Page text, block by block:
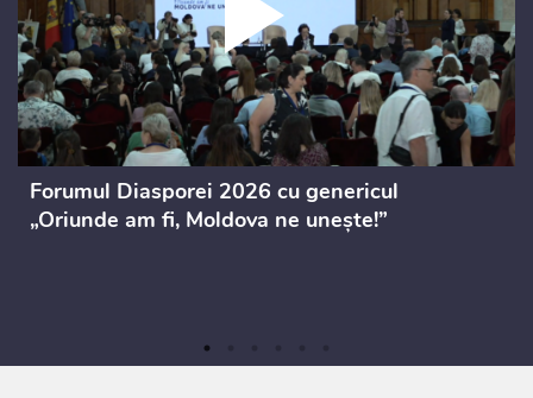
Forumul Diasporei 2026 cu genericul
„Oriunde am fi, Moldova ne unește!”